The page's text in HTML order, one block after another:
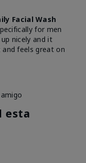
Facial Wash
for men
nicely and it
feels great on
esta